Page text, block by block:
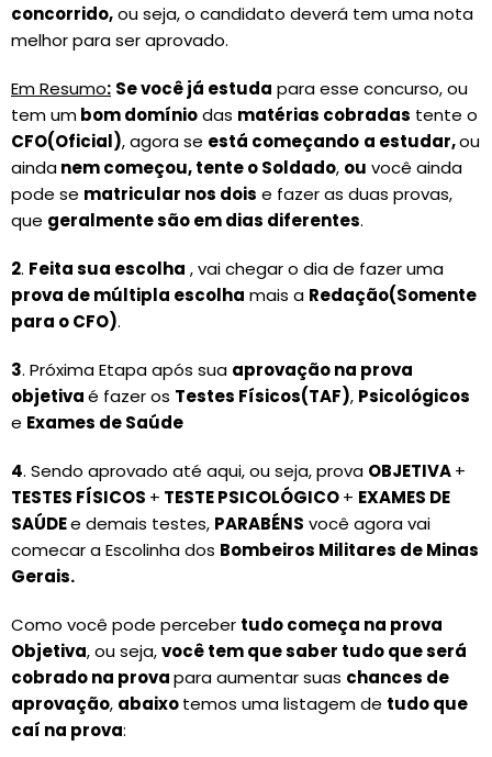
concorrido,ou seja, o candidato deverá tem uma nota
melhor para ser aprovado.
Em Resumo: Se você já estuda para esse concurso, ou
tem umbom domíniodas matérias cobradas tente o
CFO(Oficial), agora se está começando a estudar,ou
aindanem começou, tente o Soldado, ou você ainda
pode se matricular nos dois e fazer as duas provas,
que geralmente são em dias diferentes.
2. Feita sua escolha , vai chegar o dia de fazer uma
prova de múltipla escolha mais a Redação(Somente
para o CFO).
3. Próxima Etapa após sua aprovação na prova
objetivaé fazer os Testes Físicos(TAF), Psicológicos
e Exames de Saúde
4. Sendo aprovado até aqui, ou seja, prova OBJETIVA+
TESTES FÍSICOS + TESTE PSICOLÓGICO+ EXAMES DE
SAÚDEe demais testes, PARABÉNS você agora vai
comecar a Escolinha dos Bombeiros Militares de Minas
Gerais.
Como você pode perceber tudo começa na prova
Objetiva, ou seja,você tem que saber tudo que será
cobrado na provapara aumentar suas chances de
aprovação, abaixotemos uma listagem de tudo que
caí na prova: